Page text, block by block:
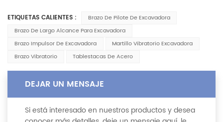
ETIQUETAS CALIENTES :
Brazo De Pilote De Excavadora
Brazo De Largo Alcance Para Excavadora
Brazo Impulsor De Excavadora
Martillo Vibratorio Excavadora
Brazo Vibratorio
Tablestacas De Acero
DEJAR UN MENSAJE
Si está interesado en nuestros productos y desea